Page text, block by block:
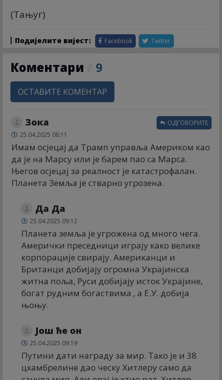
(Тањуг)
Подијелите вијест: Facebook Twitter
Коментари 9
ОСТАВИТЕ КОМЕНТАР
Зока
25.04.2025 08:11
Имам осјецај да Трамп управља Америком као
да је на Марсу или је барем пао са Марса.
Његов осјецај за реалност је катастрофалан.
Планета Земља је стварно угрозена.
ОДГОВОРИТЕ
Да Да
25.04.2025 09:12
Планета земља је угрожена од много чега.
Амерички преседници играју како велике
корпорације свирају. Американци и
Британци добијају огромна Украјинска
житна поља, Руси добијају исток Украјине,
богат рудним богаствима , а Е.У. добија
њоњу.
Још ће он
25.04.2025 09:19
Путини дати награду за мир. Тако је и 38
цхамбрелине дао ческу Хитлеру само да